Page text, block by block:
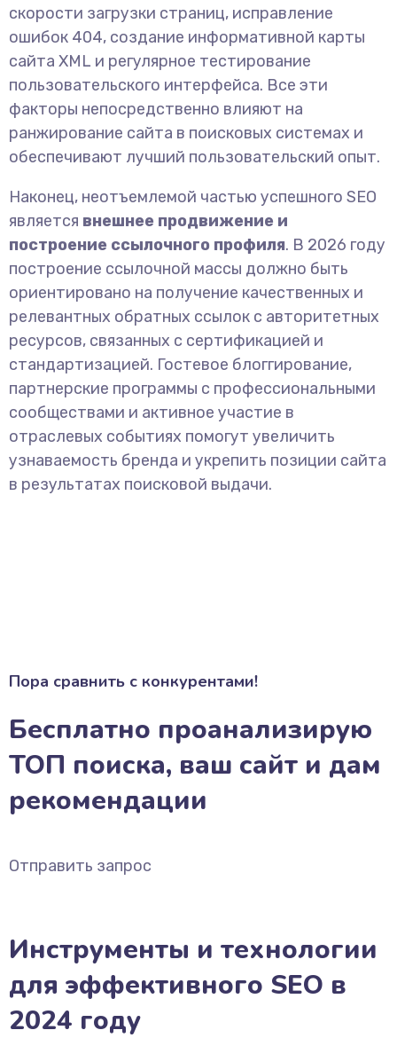
скорости загрузки страниц, исправление
ошибок 404, создание информативной карты
сайта XML и регулярное тестирование
пользовательского интерфейса. Все эти
факторы непосредственно влияют на
ранжирование сайта в поисковых системах и
обеспечивают лучший пользовательский опыт.
Наконец, неотъемлемой частью успешного SEO
является внешнее продвижение и
построение ссылочного профиля. В 2026 году
построение ссылочной массы должно быть
ориентировано на получение качественных и
релевантных обратных ссылок с авторитетных
ресурсов, связанных с сертификацией и
стандартизацией. Гостевое блоггирование,
партнерские программы с профессиональными
сообществами и активное участие в
отраслевых событиях помогут увеличить
узнаваемость бренда и укрепить позиции сайта
в результатах поисковой выдачи.
Пора сравнить с конкурентами!
Бесплатно проанализирую
ТОП поиска, ваш сайт и дам
рекомендации
Отправить запрос
Инструменты и технологии
для эффективного SEO в
2024 году